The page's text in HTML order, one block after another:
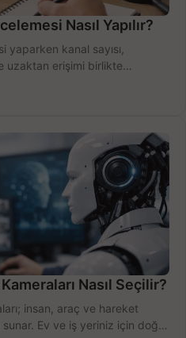
Nasıl Yapılır?
yaparken kanal sayısı,
uzaktan erişimi birlikte
Nasıl Seçilir?
insan, araç ve hareket
sunar. Ev ve iş yeriniz için doğru